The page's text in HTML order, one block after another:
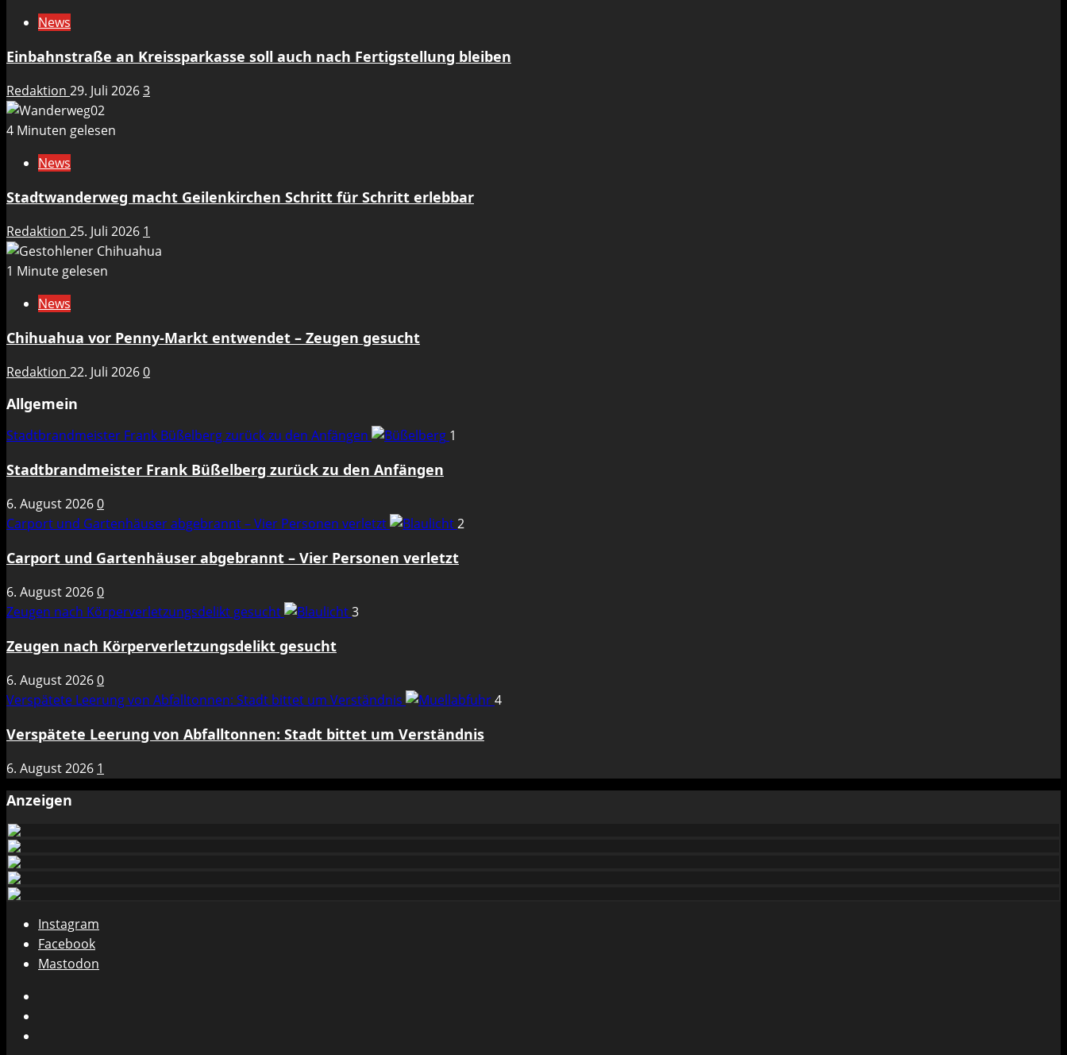
News
Einbahnstraße an Kreissparkasse soll auch nach Fertigstellung bleiben
Redaktion 29. Juli 20263
4 Minuten gelesen
News
Stadtwanderweg macht Geilenkirchen Schritt für Schritt erlebbar
Redaktion 25. Juli 2026 1
1 Minute gelesen
News
Chihuahua vor Penny-Markt entwendet – Zeugen gesucht
Redaktion 22. Juli 20260
Allgemein
Stadtbrandmeister Frank Büßelberg zurück zu den Anfängen 1
Stadtbrandmeister Frank Büßelberg zurück zu den Anfängen
6. August 20260
Carport und Gartenhäuser abgebrannt – Vier Personen verletzt
2
Carport und Gartenhäuser abgebrannt – Vier Personen verletzt
6. August 20260
Zeugen nach Körperverletzungsdelikt gesucht
3
Zeugen nach Körperverletzungsdelikt gesucht
6. August 20260
Verspätete Leerung von Abfalltonnen: Stadt bittet um Verständnis
4
Verspätete Leerung von Abfalltonnen: Stadt bittet um Verständnis
6. August 2026 1
Anzeigen
Instagram
Facebook
Mastodon